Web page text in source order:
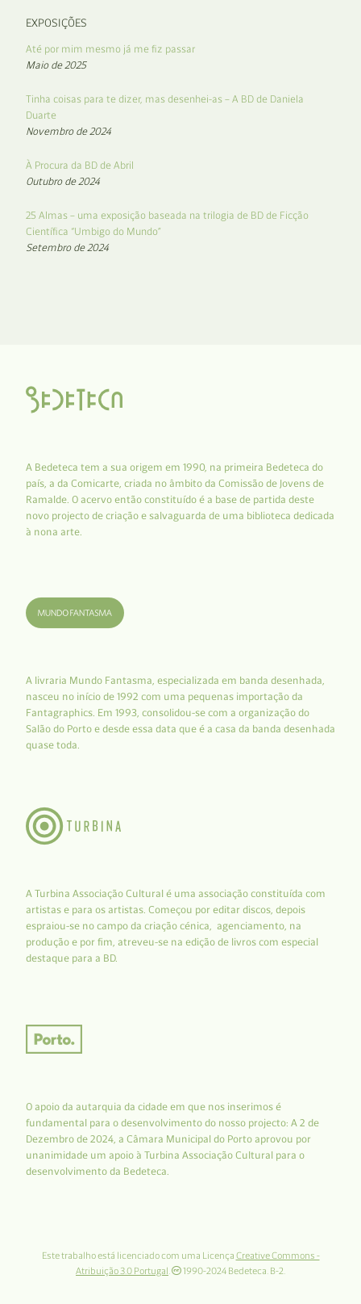
EXPOSIÇÕES
Até por mim mesmo já me fiz passar
Maio de 2025
Tinha coisas para te dizer, mas desenhei-as – A BD de Daniela
Duarte
Novembro de 2024
À Procura da BD de Abril
Outubro de 2024
25 Almas – uma exposição baseada na trilogia de BD de Ficção
Científica “Umbigo do Mundo”
Setembro de 2024
A Bedeteca tem a sua origem em 1990, na primeira Bedeteca do
país, a da Comicarte, criada no âmbito da Comissão de Jovens de
Ramalde. O acervo então constituído é a base de partida deste
novo projecto de criação e salvaguarda de uma biblioteca dedicada
à nona arte.
A livraria Mundo Fantasma, especializada em banda desenhada,
nasceu no início de 1992 com uma pequenas importação da
Fantagraphics. Em 1993, consolidou-se com a organização do
Salão do Porto e desde essa data que é a casa da banda desenhada
quase toda.
A Turbina Associação Cultural é uma associação constituída com
artistas e para os artistas. Começou por editar discos, depois
espraiou-se no campo da criação cénica, agenciamento, na
produção e por fim, atreveu-se na edição de livros com especial
destaque para a BD.
O apoio da autarquia da cidade em que nos inserimos é
fundamental para o desenvolvimento do nosso projecto: A 2 de
Dezembro de 2024, a Câmara Municipal do Porto aprovou por
unanimidade um apoio à Turbina Associação Cultural para o
desenvolvimento da Bedeteca.
Este trabalho está licenciado com uma Licença Creative Commons -
Atribuição 3.0 Portugal. 1990-2024 Bedeteca. B-2.